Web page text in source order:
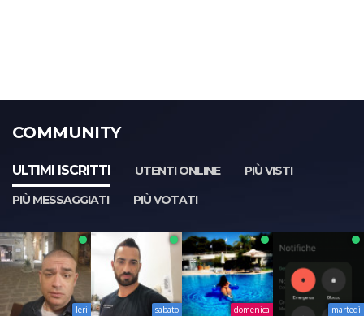
COMMUNITY
ULTIMI ISCRITTI UTENTI ONLINE
PIÙ VISTI
PIÙ MESSAGGIATI
PIÙ VOTATI
Ieri sabato domenica martedì